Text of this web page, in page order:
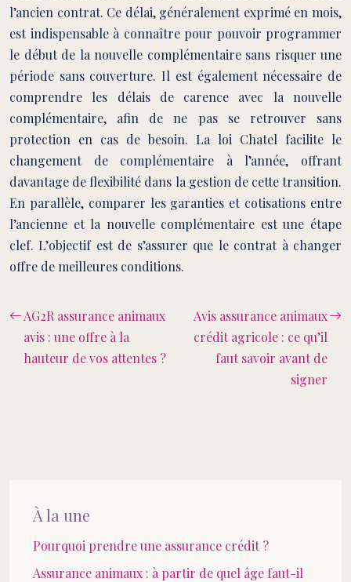
l’ancien contrat. Ce délai, généralement exprimé en mois,
est indispensable à connaître pour pouvoir programmer
le début de la nouvelle complémentaire sans risquer une
période sans couverture. Il est également nécessaire de
comprendre les délais de carence avec la nouvelle
complémentaire, afin de ne pas se retrouver sans
protection en cas de besoin. La loi Chatel facilite le
changement de complémentaire à l’année, offrant
davantage de flexibilité dans la gestion de cette transition.
En parallèle, comparer les garanties et cotisations entre
l’ancienne et la nouvelle complémentaire est une étape
clef. L’objectif est de s’assurer que le contrat à changer
offre de meilleures conditions.
AG2R assurance animaux
avis : une offre à la
hauteur de vos attentes ?
Avis assurance animaux
crédit agricole : ce qu’il
faut savoir avant de
signer
À la une
Pourquoi prendre une assurance crédit ?
Assurance animaux : à partir de quel âge faut-il